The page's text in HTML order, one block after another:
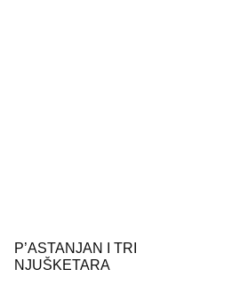
P’ASTANJAN I TRI
NJUŠKETARA